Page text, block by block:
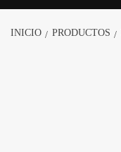
INICIO PRODUCTOS